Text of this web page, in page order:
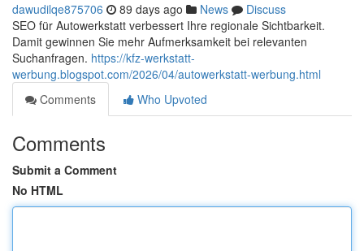
dawudilqe875706 89 days ago News
Discuss
SEO für Autowerkstatt verbessert Ihre regionale Sichtbarkeit.
Damit gewinnen Sie mehr Aufmerksamkeit bei relevanten
Suchanfragen. https://kfz-werkstatt-
werbung.blogspot.com/2026/04/autowerkstatt-werbung.html
Comments
Who Upvoted
Comments
Submit a Comment
No HTML